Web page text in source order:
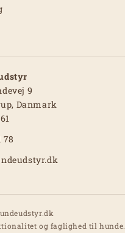
9
Danmark
78
og faglighed til hunde.